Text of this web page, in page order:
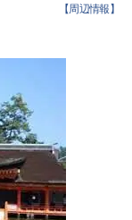
【周辺情報 】